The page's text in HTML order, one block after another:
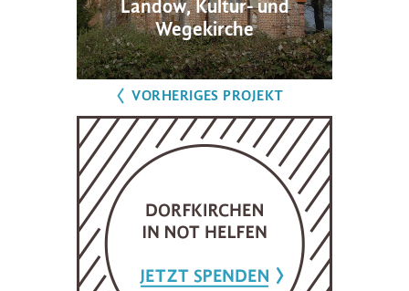
Landow, Kultur- und
Wegekirche
VORHERIGES PROJEKT